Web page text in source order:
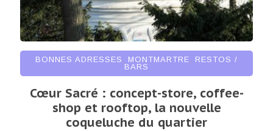
BONNES ADRESSES MONTMARTRE
RESTOS /
BARS
Cœur Sacré : concept-store, coffee-
shop et rooftop, la nouvelle
coqueluche du quartier